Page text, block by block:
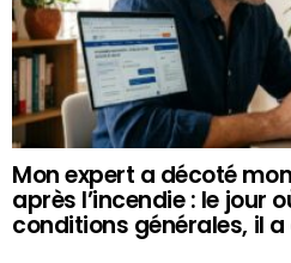
Mon expert a décoté
après l’incendie : le jour
conditions générales, il